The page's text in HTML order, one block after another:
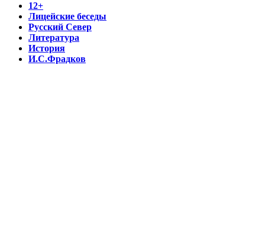
12+
Лицейские беседы
Русский Север
Литература
История
И.С.Фрадков